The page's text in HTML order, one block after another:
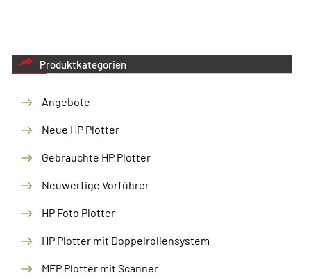
Produktkategorien
Angebote
Neue HP Plotter
Gebrauchte HP Plotter
Neuwertige Vorführer
HP Foto Plotter
HP Plotter mit Doppelrollensystem
MFP Plotter mit Scanner